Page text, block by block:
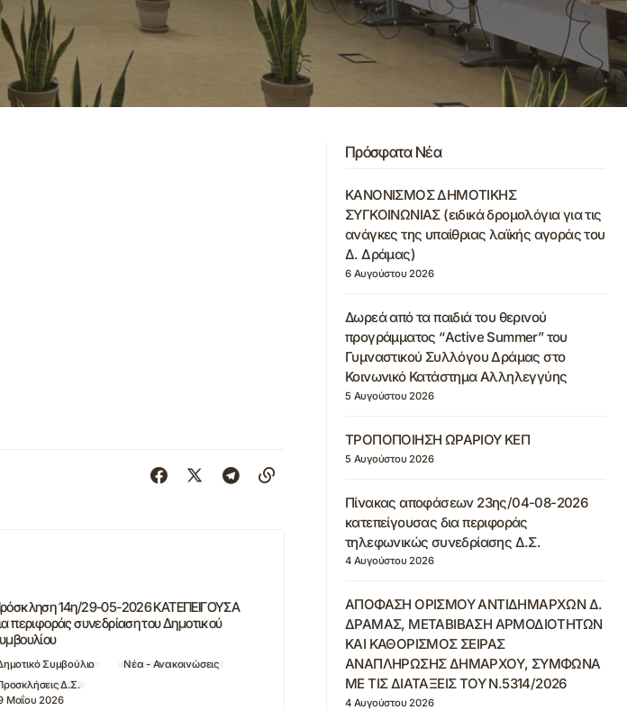
14η/29-05-2026 ΚΑΤΕΠΕΙΓΟΥΣΑ
περιφοράς συνεδρίαση του Δημοτικού
Συμβούλιο
Νέα - Ανακοινώσεις
Δ.Σ.
Μαΐου 2026
Πρόσφατα Νέα
ΚΑΝΟΝΙΣΜΟΣ ΔΗΜΟΤΙΚΗΣ
ΣΥΓΚΟΙΝΩΝΙΑΣ (ειδικά δρομολόγια για τις
ανάγκες της υπαίθριας λαϊκής αγοράς του
Δ. Δράμας)
6 Αυγούστου 2026
Δωρεά από τα παιδιά του θερινού
προγράμματος “Active Summer” του
Γυμναστικού Συλλόγου Δράμας στο
Κοινωνικό Κατάστημα Αλληλεγγύης
5 Αυγούστου 2026
ΤΡΟΠΟΠΟΙΗΣΗ ΩΡΑΡΙΟΥ ΚΕΠ
5 Αυγούστου 2026
Πίνακας αποφάσεων 23ης/04-08-2026
κατεπείγουσας δια περιφοράς
τηλεφωνικώς συνεδρίασης Δ.Σ.
4 Αυγούστου 2026
ΑΠΟΦΑΣΗ ΟΡΙΣΜΟΥ ΑΝΤΙΔΗΜΑΡΧΩΝ Δ.
ΔΡΑΜΑΣ, ΜΕΤΑΒΙΒΑΣΗ ΑΡΜΟΔΙΟΤΗΤΩΝ
ΚΑΙ ΚΑΘΟΡΙΣΜΟΣ ΣΕΙΡΑΣ
ΑΝΑΠΛΗΡΩΣΗΣ ΔΗΜΑΡΧΟΥ, ΣΥΜΦΩΝΑ
ΜΕ ΤΙΣ ΔΙΑΤΑΞΕΙΣ ΤΟΥ Ν.5314/2026
4 Αυγούστου 2026